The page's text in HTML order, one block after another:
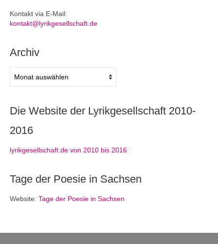
Kontakt via E-Mail:
kontakt@lyrikgesellschaft.de
Archiv
Die Website der Lyrikgesellschaft 2010-
2016
lyrikgesellschaft.de von 2010 bis 2016
Tage der Poesie in Sachsen
Website: Tage der Poesie in Sachsen